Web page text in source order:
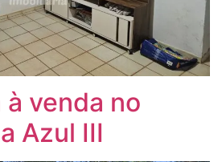
à venda no
Azul III